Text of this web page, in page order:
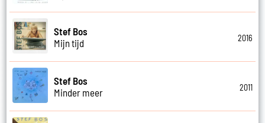
Stef Bos
Mijn tijd
2016
Stef Bos
Minder meer
2011